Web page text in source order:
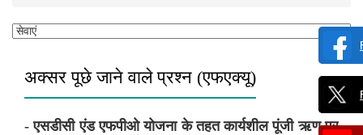
अक्सर पूछे जाने वाले प्रश्न (एफएक्यू)
- एसडीसी एंड एफपीओ योजना के तहत कार्यशील पूंजी ऋण पर